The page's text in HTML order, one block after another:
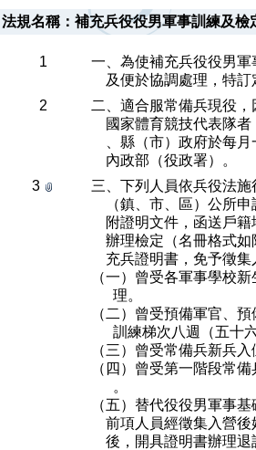
法規名稱： 補充兵役役男軍事訓練及檢
1
一、為使補充兵役役男
及便於協調處理，特
2
二、適合服常備兵現役
國家體育競技代表隊
、縣（市）政府於每
    內政部（役政署）。
3
三、下列人員依兵役法
（鎮、市、區）公所
附證明文件，函送戶
辦理檢定（名冊格式
充兵證明書，免予徵
（一）曾受各軍事學校
      理。
（二）曾受預備軍官、
訓練梯次八週（五
（三）曾受常備兵新兵
（四）曾受第一階段常
      。
（五）替代役役男軍事
前項人員經徵集入營
後，開具證明書辦理